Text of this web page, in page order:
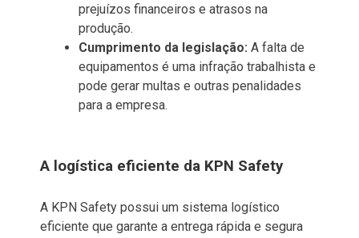
prejuízos financeiros e atrasos na
produção.
Cumprimento da legislação: A falta de
equipamentos é uma infração trabalhista e
pode gerar multas e outras penalidades
para a empresa.
A logística eficiente da KPN Safety
A KPN Safety possui um sistema logístico
eficiente que garante a entrega rápida e segura